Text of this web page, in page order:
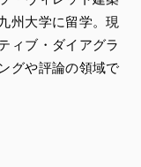
州大学に留学。現
ィブ・ダイアグラ
グや評論の領域で
学、工芸、現象学